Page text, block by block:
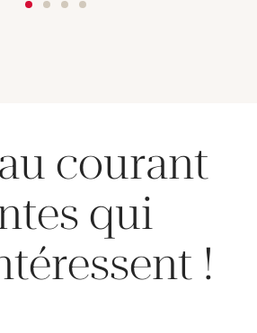
courant
qui
!